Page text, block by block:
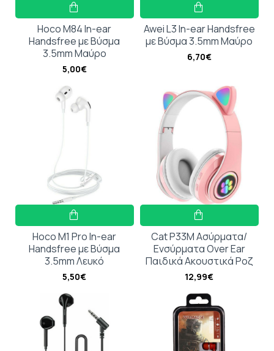
Hoco M84 In-ear
Handsfree με Βύσμα
3.5mm Μαύρο
5,00€
Awei L3 In-ear Handsfree
με Βύσμα 3.5mm Μαύρο
6,70€
Hoco M1 Pro In-ear
Handsfree με Βύσμα
3.5mm Λευκό
5,50€
Cat P33M Ασύρματα/
Ενσύρματα Over Ear
Παιδικά Ακουστικά Ροζ
12,99€